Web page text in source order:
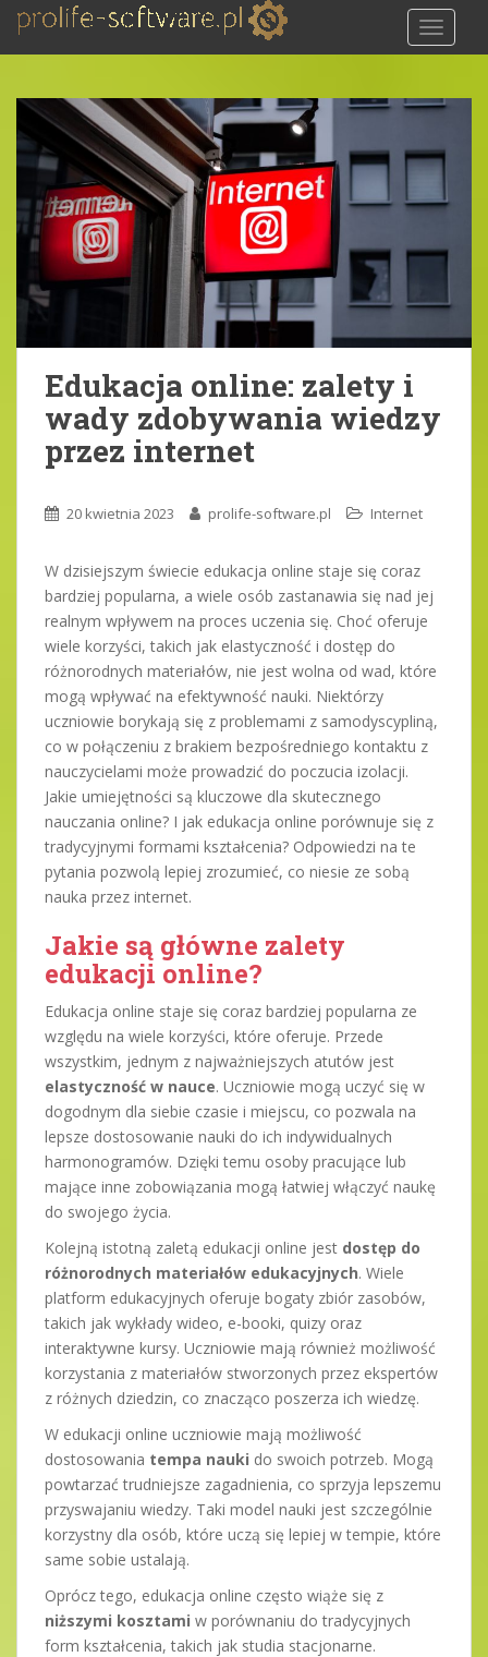
i
Edukacja online: zalety i
wady zdobywania wiedzy
przez internet
20 kwietnia 2023 prolife-software.pl Internet
W dzisiejszym świecie edukacja online staje się coraz
bardziej popularna, a wiele osób zastanawia się nad jej
realnym wpływem na proces uczenia się. Choć oferuje
wiele korzyści, takich jak elastyczność i dostęp do
różnorodnych materiałów, nie jest wolna od wad, które
mogą wpływać na efektywność nauki. Niektórzy
uczniowie borykają się z problemami z samodyscypliną,
co w połączeniu z brakiem bezpośredniego kontaktu z
nauczycielami może prowadzić do poczucia izolacji.
Jakie umiejętności są kluczowe dla skutecznego
nauczania online? I jak edukacja online porównuje się z
tradycyjnymi formami kształcenia? Odpowiedzi na te
pytania pozwolą lepiej zrozumieć, co niesie ze sobą
nauka przez internet.
Jakie są główne zalety
edukacji online?
Edukacja online staje się coraz bardziej popularna ze
względu na wiele korzyści, które oferuje. Przede
wszystkim, jednym z najważniejszych atutów jest
elastyczność w nauce. Uczniowie mogą uczyć się w
dogodnym dla siebie czasie i miejscu, co pozwala na
lepsze dostosowanie nauki do ich indywidualnych
harmonogramów. Dzięki temu osoby pracujące lub
mające inne zobowiązania mogą łatwiej włączyć naukę
do swojego życia.
Kolejną istotną zaletą edukacji online jest dostęp do
różnorodnych materiałów edukacyjnych. Wiele
platform edukacyjnych oferuje bogaty zbiór zasobów,
takich jak wykłady wideo, e-booki, quizy oraz
interaktywne kursy. Uczniowie mają również możliwość
korzystania z materiałów stworzonych przez ekspertów
z różnych dziedzin, co znacząco poszerza ich wiedzę.
W edukacji online uczniowie mają możliwość
dostosowania tempa nauki do swoich potrzeb. Mogą
powtarzać trudniejsze zagadnienia, co sprzyja lepszemu
przyswajaniu wiedzy. Taki model nauki jest szczególnie
korzystny dla osób, które uczą się lepiej w tempie, które
same sobie ustalają.
Oprócz tego, edukacja online często wiąże się z
niższymi kosztami w porównaniu do tradycyjnych
form kształcenia, takich jak studia stacjonarne.